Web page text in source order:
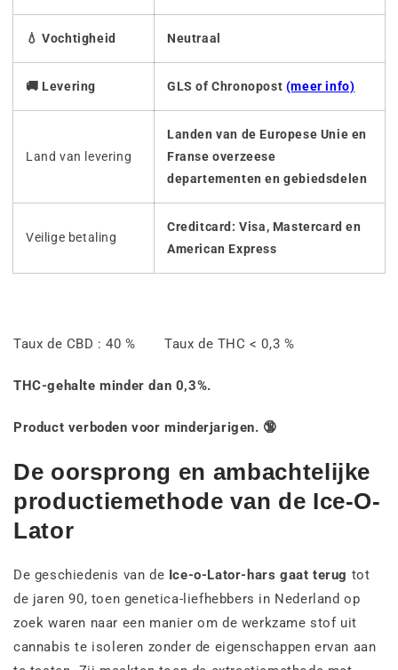
💧 Vochtigheid Neutraal
🚚 Levering GLS of Chronopost (meer info)
Land van levering
Landen van de Europese Unie en
Franse overzeese
departementen en gebiedsdelen
Veilige betaling
Creditcard: Visa, Mastercard en
American Express
Taux de CBD : 40 % Taux de THC < 0,3 %
THC-gehalte minder dan 0,3%.
Product verboden voor minderjarigen. 🔞
De oorsprong en ambachtelijke
productiemethode van de Ice-O-
Lator
De geschiedenis van de Ice-o-Lator-hars gaat terug tot
de jaren 90, toen genetica-liefhebbers in Nederland op
zoek waren naar een manier om de werkzame stof uit
cannabis te isoleren zonder de eigenschappen ervan aan